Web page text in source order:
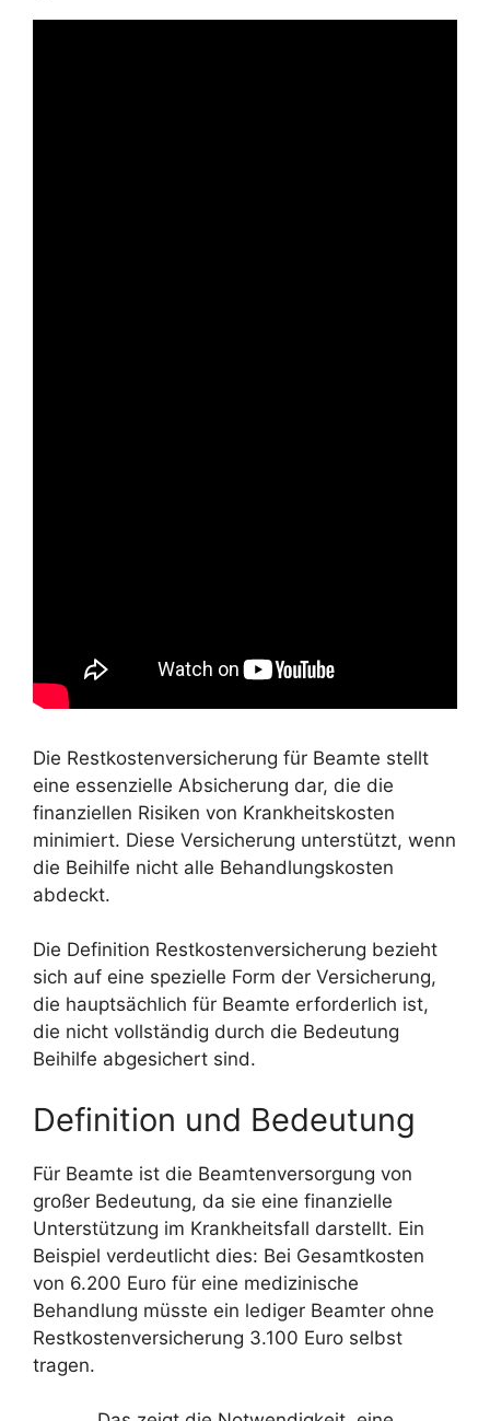
Die Restkostenversicherung für Beamte stellt
eine essenzielle Absicherung dar, die die
finanziellen Risiken von Krankheitskosten
minimiert. Diese Versicherung unterstützt, wenn
die Beihilfe nicht alle Behandlungskosten
abdeckt.
Die Definition Restkostenversicherung bezieht
sich auf eine spezielle Form der Versicherung,
die hauptsächlich für Beamte erforderlich ist,
die nicht vollständig durch die Bedeutung
Beihilfe abgesichert sind.
Definition und Bedeutung
Für Beamte ist die Beamtenversorgung von
großer Bedeutung, da sie eine finanzielle
Unterstützung im Krankheitsfall darstellt. Ein
Beispiel verdeutlicht dies: Bei Gesamtkosten
von 6.200 Euro für eine medizinische
Behandlung müsste ein lediger Beamter ohne
Restkostenversicherung 3.100 Euro selbst
tragen.